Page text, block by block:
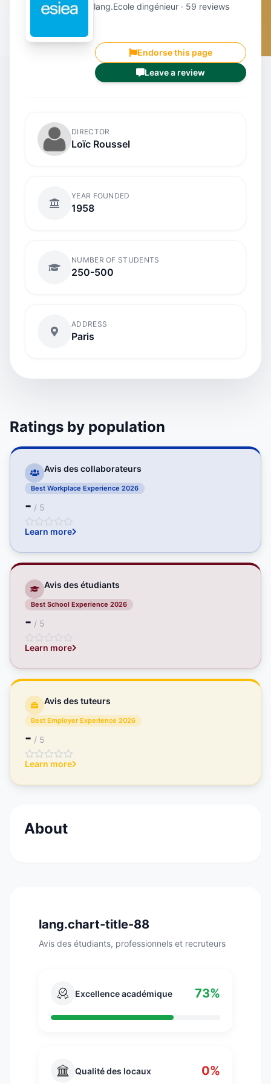
lang.Ecole dingénieur · 59 reviews
Endorse this page
Leave a review
DIRECTOR
Loïc Roussel
YEAR FOUNDED
1958
NUMBER OF STUDENTS
250-500
ADDRESS
Paris
Ratings by population
Avis des collaborateurs
Best Workplace Experience 2026
- / 5
Learn more
Avis des étudiants
Best School Experience 2026
- / 5
Learn more
Avis des tuteurs
Best Employer Experience 2026
- / 5
Learn more
About
lang.chart-title-88
Avis des étudiants, professionnels et recruteurs
Excellence académique 73%
Qualité des locaux 0%